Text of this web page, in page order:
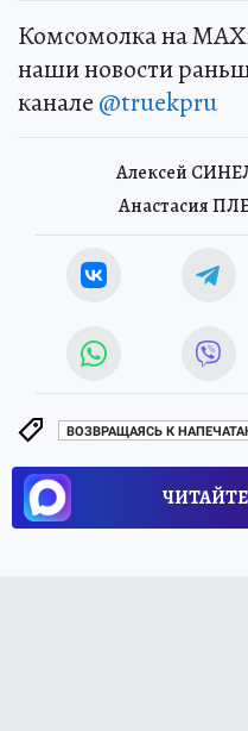
Комсомолка на
наши новости
канале @truekpru
Алексей
Анастасия
ВОЗВРАЩАЯСЬ К